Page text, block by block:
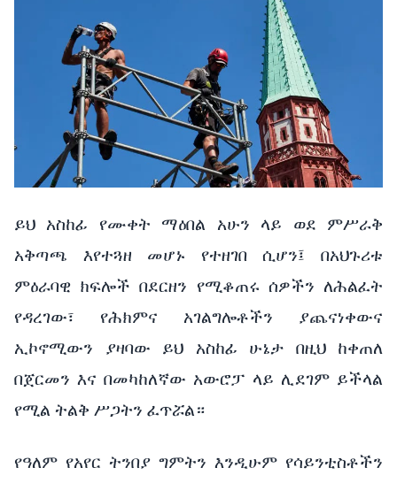
ይህ አስከፊ የሙቀት ማዕበል አሁን ላይ ወደ ምሥራቅ
አቅጣጫ እየተጓዘ መሆኑ የተዘገበ ሲሆን፤ በአህጉሪቱ
ምዕራባዊ ክፍሎች በደርዘን የሚቆጠሩ ሰዎችን ለሕልፈት
የዳረገው፣ የሕክምና አገልግሎቶችን ያጨናነቀውና
ኢኮኖሚውን ያዛባው ይህ አስከፊ ሁኔታ በዚህ ከቀጠለ
በጀርመን እና በመካከለኛው አውሮፓ ላይ ሊደገም ይችላል
የሚል ትልቅ ሥጋትን ፈጥሯል።
የዓለም የአየር ትንበያ ግምትን እንዲሁም የሳይንቲስቶችን